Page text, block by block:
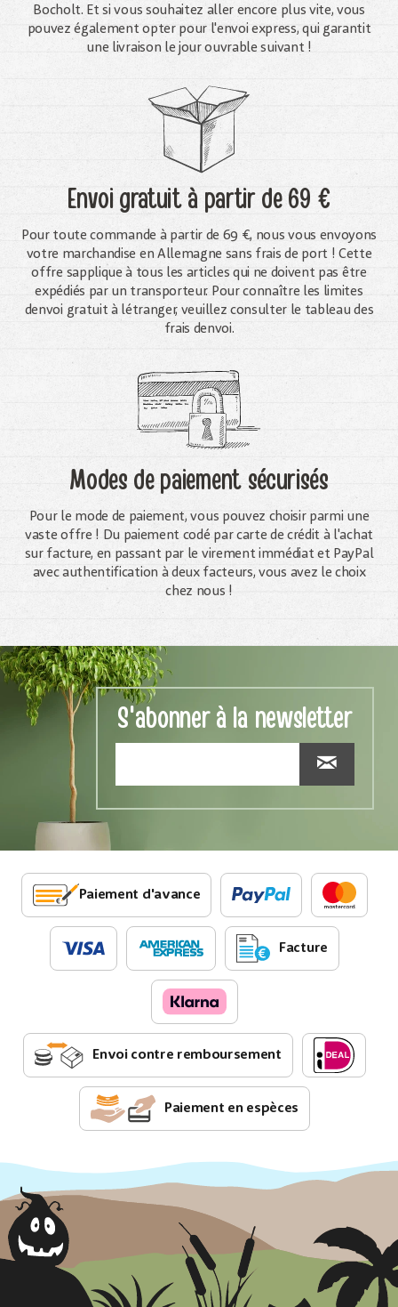
Bocholt. Et si vous souhaitez aller encore plus vite, vous
pouvez également opter pour l'envoi express, qui garantit
une livraison le jour ouvrable suivant !
Envoi gratuità partir de 69 €
Pour toute commande à partir de 69 €, nous vous envoyons
votre marchandise en Allemagne sans frais de port ! Cette
offre sapplique à tous les articles qui ne doivent pas être
expédiés par un transporteur. Pour connaître les limites
denvoi gratuit à létranger, veuillez consulter le tableau des
frais denvoi.
Modes de paiement sécurisés
Pour le mode de paiement, vous pouvez choisir parmi une
vaste offre ! Du paiement codé par carte de crédit à l'achat
sur facture, en passant par le virement immédiat et PayPal
avec authentification à deux facteurs, vous avez le choix
chez nous !
S'abonner à la newsletter
Paiement d'avance
Facture
Envoi contre remboursement
Paiement en espèces